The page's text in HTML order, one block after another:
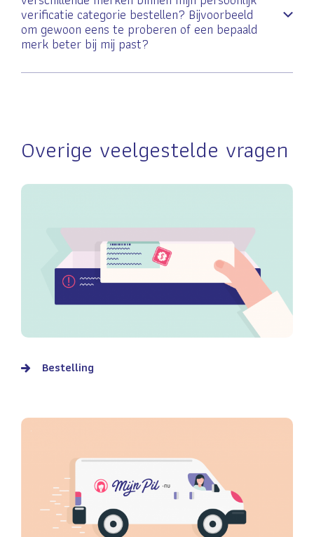
verificatie categorie bestellen? Bijvoorbeeld
om gewoon eens te proberen of een bepaald
merk beter bij mij past?
Overige veelgestelde vragen
Bestelling